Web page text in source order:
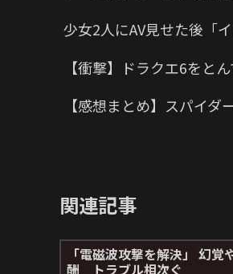
少女2人にAV見せた後「
【衝撃】ドラクエ6をと
【感想まとめ】スパイダ
関連記事
「電磁波攻撃を解決」 幻
酬 トラブル相次ぐ